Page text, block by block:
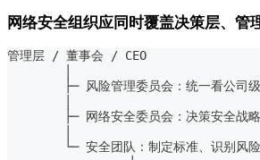
网络安全组织应同时覆盖决策层、管
管理层 / 董事会 / CEO
├─ 风险管理委员会：统一看公司
├─ 网络安全委员会：决策安全战
└─ 安全团队：制定标准、识别风